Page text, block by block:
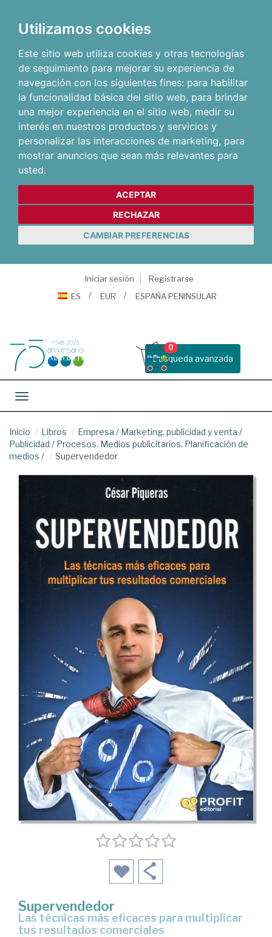
Utilizamos cookies
Este sitio web utiliza cookies y otras tecnologías
de seguimiento para mejorar su experiencia de
navegación con los siguientes fines: para habilitar
la funcionalidad básica del sitio web, para brindar
una mejor experiencia en el sitio web, medir su
interés en nuestros productos y servicios y
personalizar las interacciones de marketing, para
mostrar anuncios que sean más relevantes para
usted.
ACEPTAR
RECHAZAR
CAMBIAR PREFERENCIAS
Iniciar sesión
Registrarse
ES
EUR ESPAÑA PENINSULAR
Busqueda avanzada
0
Toggle navigation
Inicio Libros Empresa / Marketing, publicidad y venta /
Publicidad / Procesos. Medios publicitarios. Planificación de
medios / Supervendedor
Supervendedor
las técnicas más eficaces para multiplicar
tus resultados comerciales